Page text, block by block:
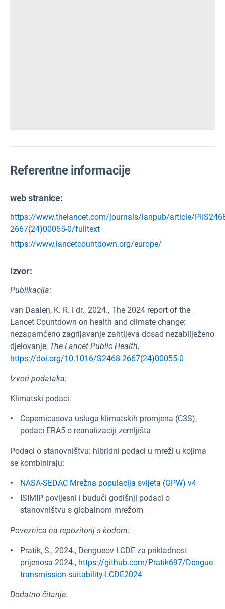
Referentne informacije
web stranice:
https://www.thelancet.com/journals/lanpub/article/
2667(24)00055-0/fulltext
https://www.lancetcountdown.org/europe/
Izvor:
Publikacija:
van Daalen, K. R. i dr., 2024., The 2024 report of the
Lancet Countdown on health and climate change:
nezapamćeno zagrijavanje zahtijeva dosad nezabilježeno
djelovanje, The Lancet Public Health.
https://doi.org/10.1016/S2468-2667(24)00055-0
Izvori podataka:
Klimatski podaci:
Copernicusova usluga klimatskih promjena (C3S),
podaci ERA5 o reanalizaciji zemljišta
Podaci o stanovništvu: hibridni podaci u mreži u kojima
se kombiniraju:
NASA-SEDAC Mrežna populacija svijeta (GPW) v4
ISIMIP povijesni i budući godišnji podaci o
stanovništvu s globalnom mrežom
Poveznica na repozitorij s kodom:
Pratik, S., 2024., Dengueov LCDE za prikladnost
prijenosa 2024., https://github.com/Pratik697/Dengue-
transmission-suitability-LCDE2024
Dodatno čitanje: